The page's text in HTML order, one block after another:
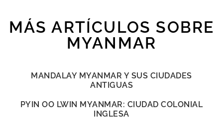
MÁS ARTÍCULOS SOBRE
MYANMAR
MANDALAY MYANMAR Y SUS CIUDADES
ANTIGUAS
PYIN OO LWIN MYANMAR: CIUDAD COLONIAL
INGLESA